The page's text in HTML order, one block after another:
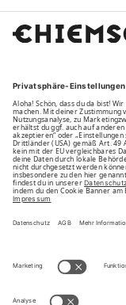
Family
Unsere Vorteile
Unsere Partner